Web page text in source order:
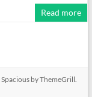
Read more
Spaciousby ThemeGrill.